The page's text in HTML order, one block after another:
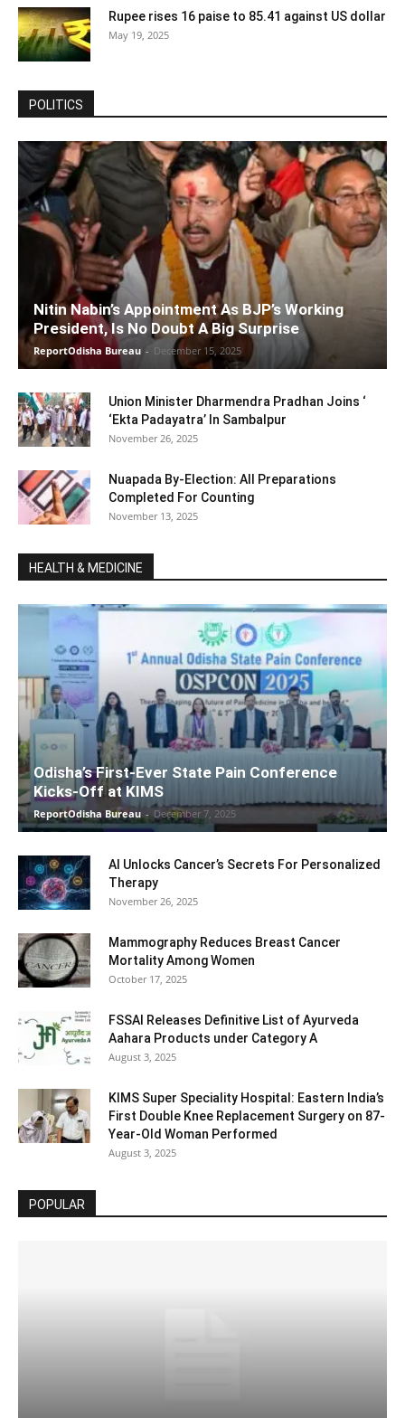
Rupee rises 16 paise to 85.41 against US dollar
May 19, 2025
POLITICS
Nitin Nabin’s Appointment As BJP’s Working
President, Is No Doubt A Big Surprise
ReportOdisha Bureau - December 15, 2025
Union Minister Dharmendra Pradhan Joins ‘
‘Ekta Padayatra’ In Sambalpur
November 26, 2025
Nuapada By-Election: All Preparations
Completed For Counting
November 13, 2025
HEALTH & MEDICINE
Odisha’s First-Ever State Pain Conference
Kicks-Off at KIMS
ReportOdisha Bureau - December 7, 2025
AI Unlocks Cancer’s Secrets For Personalized
Therapy
November 26, 2025
Mammography Reduces Breast Cancer
Mortality Among Women
October 17, 2025
FSSAI Releases Definitive List of Ayurveda
Aahara Products under Category A
August 3, 2025
KIMS Super Speciality Hospital: Eastern India’s
First Double Knee Replacement Surgery on 87-
Year-Old Woman Performed
August 3, 2025
POPULAR